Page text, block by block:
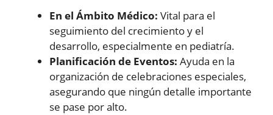
En el Ámbito Médico: Vital para el
seguimiento del crecimiento y el
desarrollo, especialmente en pediatría.
Planificación de Eventos: Ayuda en la
organización de celebraciones especiales,
asegurando que ningún detalle importante
se pase por alto.